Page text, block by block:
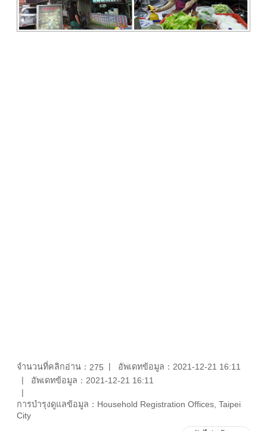
จำนวนที่คลิกอ่าน： 275
อัพเดทข้อมูล：2021-12-21 16:11
อัพเดทข้อมูล：2021-12-21 16:11
การบำรุงดูแลข้อมูล：Household Registration Offices, Taipei
City